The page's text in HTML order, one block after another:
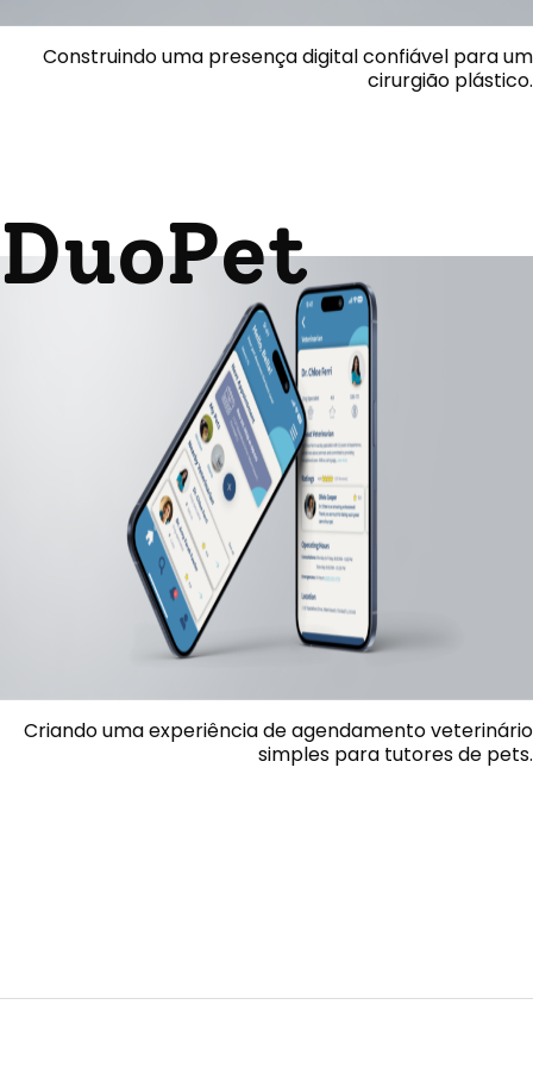
Construindo uma presença digital confiável para um
cirurgião plástico.
DuoPet
Criando uma experiência de agendamento veterinário
simples para tutores de pets.